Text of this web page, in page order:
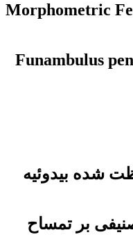
Morphometric
Funambulus
شده بيدوئيه
بر تمساح